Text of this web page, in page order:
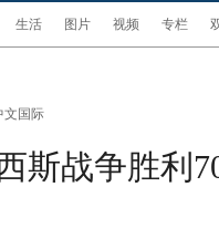
生活 图片 视频 专栏
文国际
斯战争胜利